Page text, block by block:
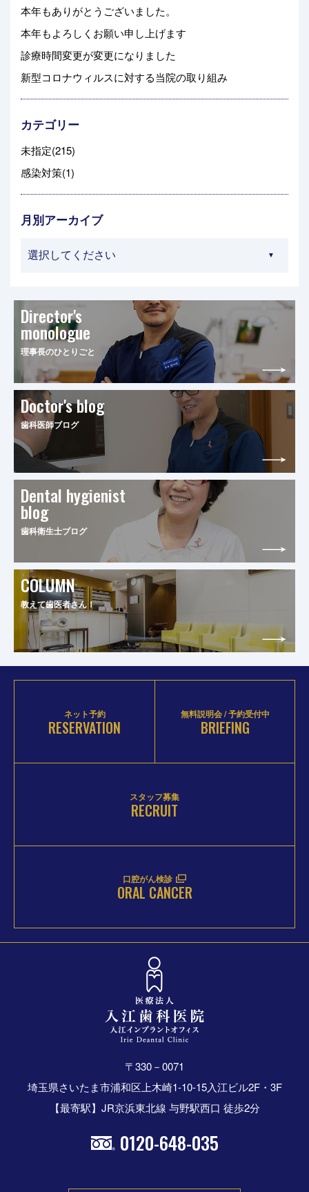
本年もありがとうございました。
本年もよろしくお願い申し上げます
診療時間変更が変更になりました
新型コロナウィルスに対する当院の取り組み
カテゴリー
未指定(215)
感染対策(1)
月別アーカイブ
Director's
monologue
理事長のひとりごと
Doctor's blog
歯科医師ブログ
Dental hygienist
blog
歯科衛生士ブログ
COLUMN
教えて歯医者さん！
ネット予約
RESERVATION
無料説明会 / 予約受付中
BRIEFING
スタッフ募集
RECRUIT
口腔がん検診
ORAL CANCER
〒330－0071
埼玉県さいたま市浦和区上木崎1-10-15入江ビル2F・3F
【最寄駅】JR京浜東北線 与野駅西口 徒歩2分
0120-648-035